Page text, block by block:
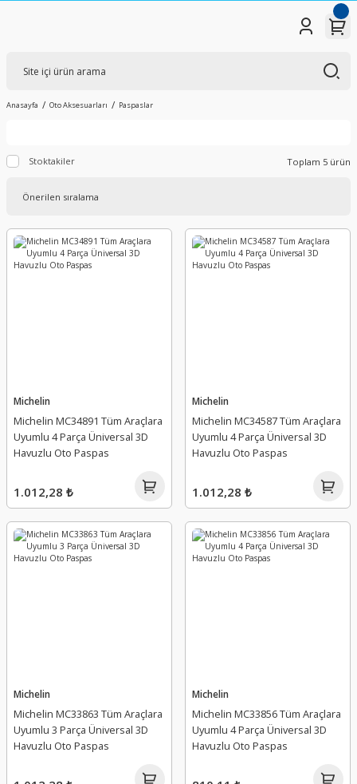
Anasayfa Oto Aksesuarları Paspaslar
Stoktakiler Toplam 5 ürün
Michelin
Michelin MC34891 Tüm Araçlara
Uyumlu 4 Parça Üniversal 3D
Havuzlu Oto Paspas
1.012,28 ₺
Michelin
Michelin MC34587 Tüm Araçlara
Uyumlu 4 Parça Üniversal 3D
Havuzlu Oto Paspas
1.012,28 ₺
Michelin
Michelin MC33863 Tüm Araçlara
Uyumlu 3 Parça Üniversal 3D
Havuzlu Oto Paspas
Michelin
Michelin MC33856 Tüm Araçlara
Uyumlu 4 Parça Üniversal 3D
Havuzlu Oto Paspas